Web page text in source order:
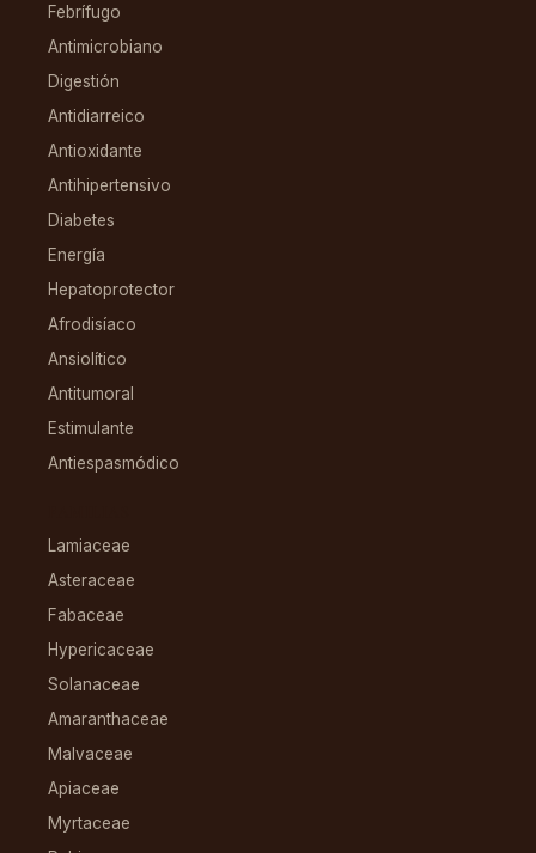
Febrífugo
Antimicrobiano
Digestión
Antidiarreico
Antioxidante
Antihipertensivo
Diabetes
Energía
Hepatoprotector
Afrodisíaco
Ansiolítico
Antitumoral
Estimulante
Antiespasmódico
Lamiaceae
Asteraceae
Fabaceae
Hypericaceae
Solanaceae
Amaranthaceae
Malvaceae
Apiaceae
Myrtaceae